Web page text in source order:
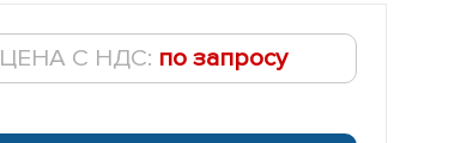
ЦЕНА С НДС: по запросу